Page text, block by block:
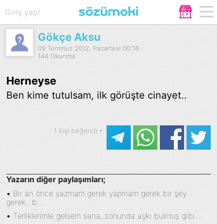
Giriş yap!
Gökçe Aksu
09 Temmuz 2012, Pazartesi 00:16 ·
144 Okunma
Herneyse
Ben kime tutulsam, ilk görüşte cinayet..
1 kişi beğendi ·
Yazarın diğer paylaşımları;
• Bir an önce yazmam gerek yapmam gerek bir şey
gerek.. b...
• Terliklerimle gelsem sana, sonunda aşkı bulmuş gibi....